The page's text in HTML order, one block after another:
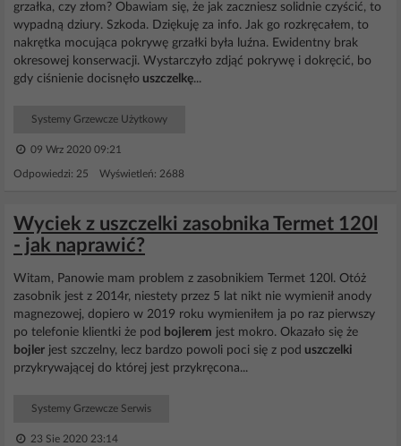
grzałka, czy złom? Obawiam się, że jak zaczniesz solidnie czyścić, to
wypadną dziury. Szkoda. Dziękuję za info. Jak go rozkręcałem, to
nakrętka mocująca pokrywę grzałki była luźna. Ewidentny brak
okresowej konserwacji. Wystarczyło zdjąć pokrywę i dokręcić, bo
gdy ciśnienie docisnęło uszczelkę...
Systemy Grzewcze Użytkowy
09 Wrz 2020 09:21
Odpowiedzi: 25 Wyświetleń: 2688
Wyciek z uszczelki zasobnika Termet 120l
- jak naprawić?
Witam, Panowie mam problem z zasobnikiem Termet 120l. Otóż
zasobnik jest z 2014r, niestety przez 5 lat nikt nie wymienił anody
magnezowej, dopiero w 2019 roku wymieniłem ja po raz pierwszy
po telefonie klientki że pod bojlerem jest mokro. Okazało się że
bojler jest szczelny, lecz bardzo powoli poci się z pod uszczelki
przykrywającej do której jest przykręcona...
Systemy Grzewcze Serwis
23 Sie 2020 23:14